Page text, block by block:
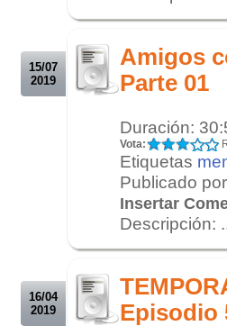
15/07
2019
Amigos
Parte 01
Duración:
Vota:
Etiquetas
Publicado
Insertar
Descripción:
16/04
2019
Episodio